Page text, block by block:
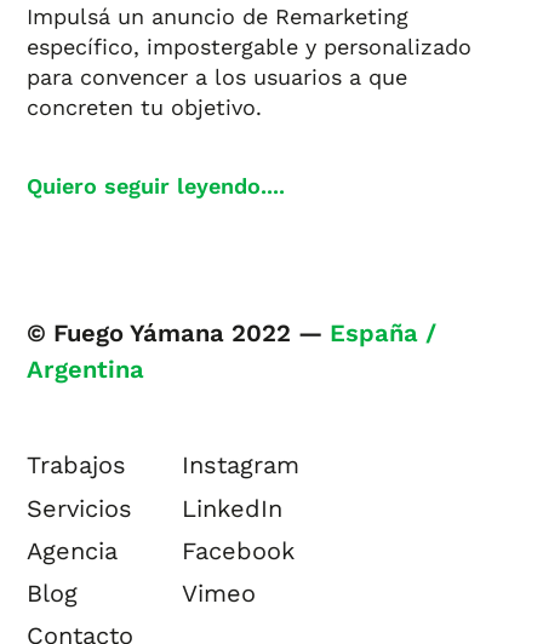
Impulsá un anuncio de Remarketing
específico, impostergable y personalizado
para convencer a los usuarios a que
concreten tu objetivo.
Quiero seguir leyendo....
© Fuego Yámana 2022 — España /
Argentina
Trabajos
Servicios
Agencia
Blog
Contacto
Instagram
LinkedIn
Facebook
Vimeo